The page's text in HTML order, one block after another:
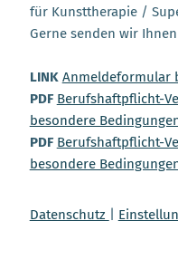
für Kunsttherapie /
Gerne senden wir
LINK Anmeldeformular
PDF Berufshaftpflicht-
besondere
PDF Berufshaftpflicht-
besondere
Datenschutz